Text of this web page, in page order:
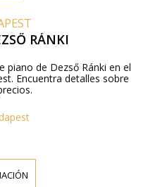
RÁNKI
piano de Dezső Ránki en el
Encuentra detalles sobre